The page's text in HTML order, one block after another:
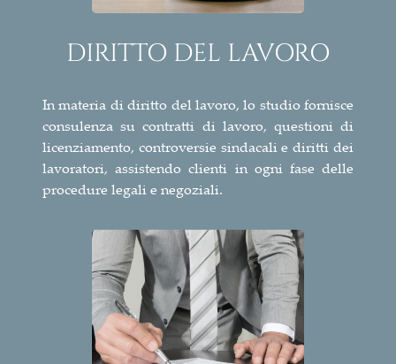
DIRITTO DEL LAVORO
In materia di diritto del lavoro, lo studio fornisce
consulenza su contratti di lavoro, questioni di
licenziamento, controversie sindacali e diritti dei
lavoratori, assistendo clienti in ogni fase delle
procedure legali e negoziali.